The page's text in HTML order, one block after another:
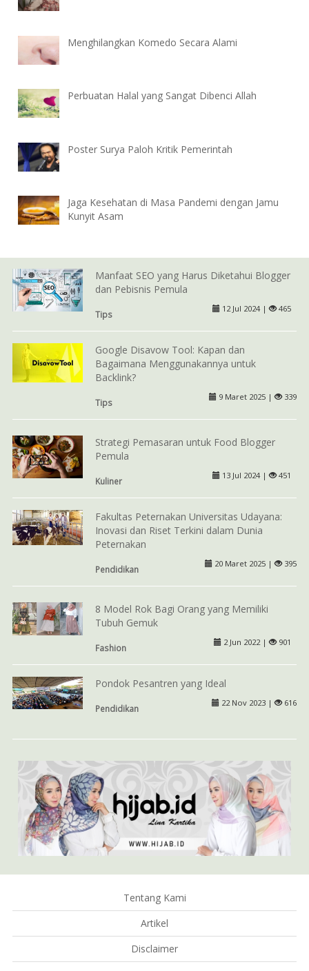
Menghilangkan Komedo Secara Alami
Perbuatan Halal yang Sangat Dibenci Allah
Poster Surya Paloh Kritik Pemerintah
Jaga Kesehatan di Masa Pandemi dengan Jamu
Kunyit Asam
Manfaat SEO yang Harus Diketahui Blogger
dan Pebisnis Pemula
Tips
12 Jul 2024 | 465
Google Disavow Tool: Kapan dan
Bagaimana Menggunakannya untuk
Backlink?
Tips
9 Maret 2025 | 339
Strategi Pemasaran untuk Food Blogger
Pemula
Kuliner
13 Jul 2024 | 451
Fakultas Peternakan Universitas Udayana:
Inovasi dan Riset Terkini dalam Dunia
Peternakan
Pendidikan
20 Maret 2025 | 395
8 Model Rok Bagi Orang yang Memiliki
Tubuh Gemuk
Fashion
2 Jun 2022 | 901
Pondok Pesantren yang Ideal
Pendidikan
22 Nov 2023 | 616
Tentang Kami
Artikel
Disclaimer